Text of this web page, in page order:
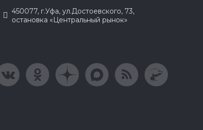
450077, г.Уфа, ул.Достоевского, 73,
остановка «Центральный рынок»